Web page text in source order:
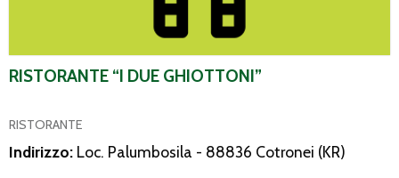
RISTORANTE “I DUE GHIOTTONI”
RISTORANTE
Indirizzo: Loc. Palumbosila - 88836 Cotronei (KR)